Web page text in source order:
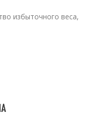
избыточного веса,